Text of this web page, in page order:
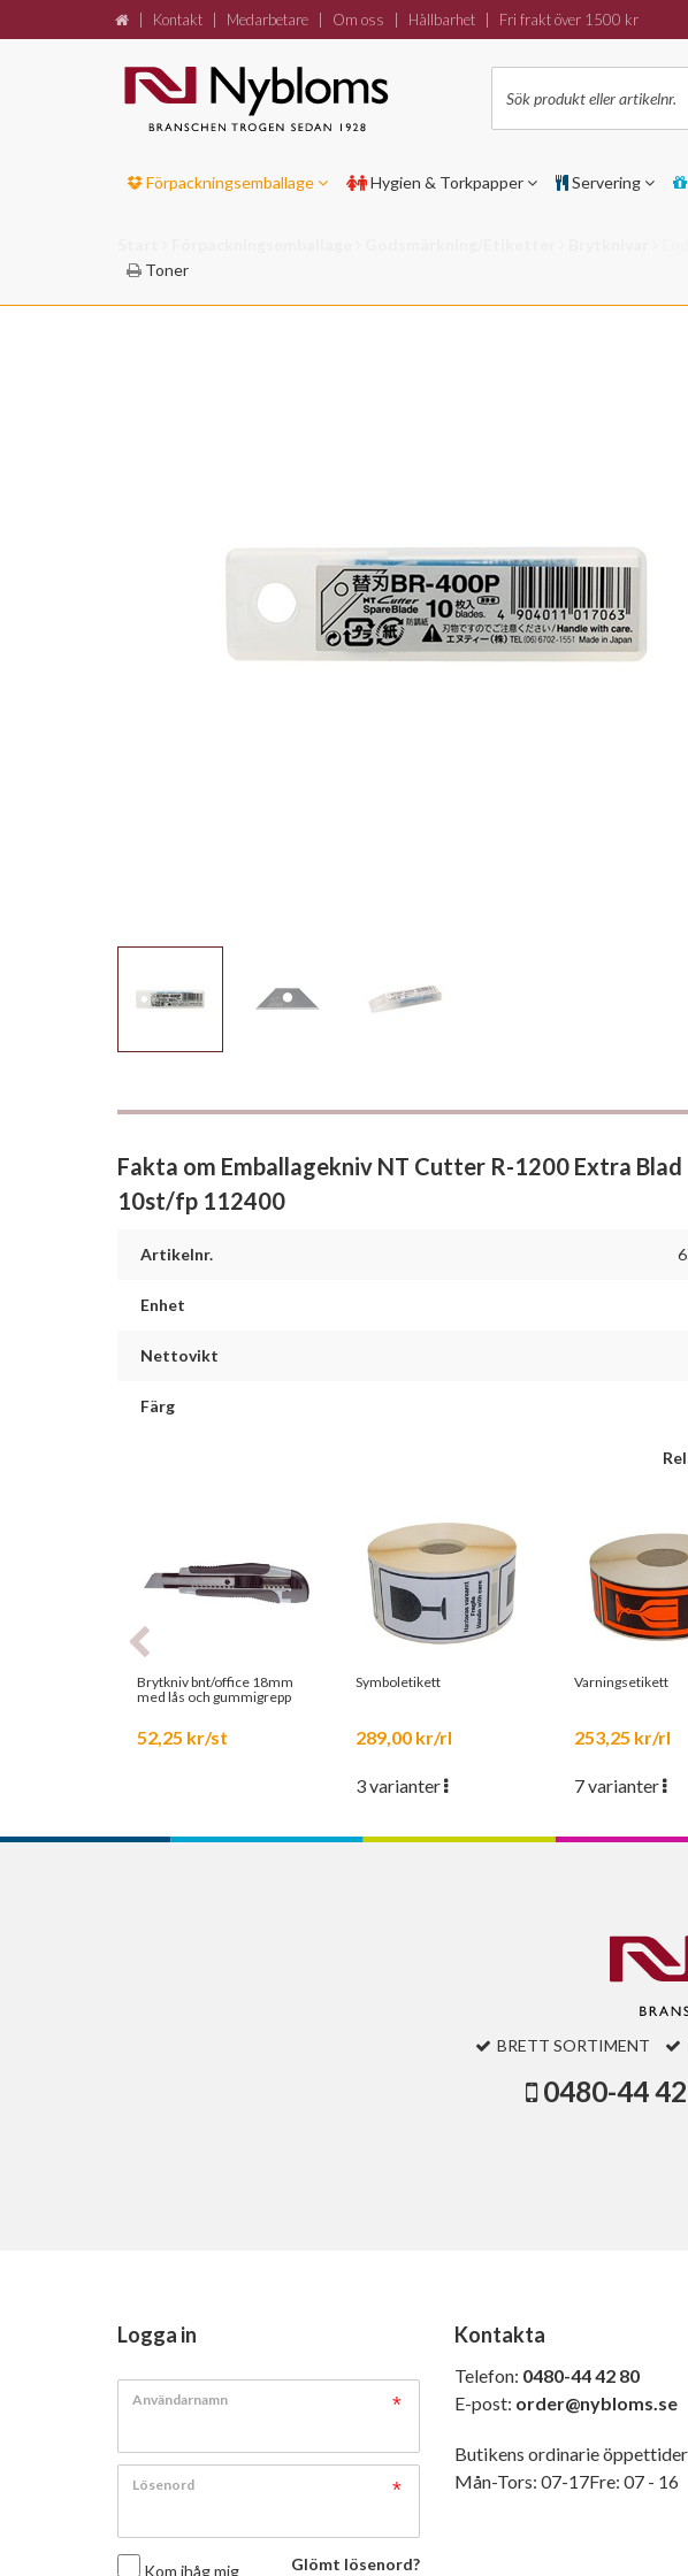
Fakta om Emballagekniv NT Cutter R-1200 Extra Blad
10st/fp 112400
Artikelnr.
Enhet
Nettovikt
Färg
Brytkniv bnt/office 18mm
med lås och gummigrepp
52,25 kr/st
Symboletikett
289,00 kr/rl
3 varianter
Varningsetikett
253,25 kr/rl
7 varianter
BRETT SORTIMENT
0480-44
Logga in
Användarnamn
Lösenord
Kom ihåg mig Glömt lösenord?
Kontakta
Telefon: 0480-44 42 80
E-post: order@nybloms.se
Butikens ordinarie
Mån-Tors: 07-17Fre: 07 - 16
Kontakt Medarbetare Om oss Hållbarhet Fri frakt över 1500 kr
Förpackningsemballage Hygien & Torkpapper Servering
Toner